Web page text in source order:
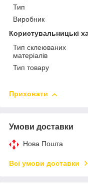
Тип
Виробник
Користувальницькі
Тип склеюваних
матеріалів
Тип товару
Приховати
Умови доставки
Нова Пошта
Всі умови доставки